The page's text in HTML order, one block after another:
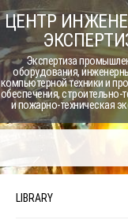
Skip
to
content
ЦЕНТР
Экспертиза
оборудования,
компьютерной техники и
обеспечения, строительно-
и пожарно-техническая
LIBRARY